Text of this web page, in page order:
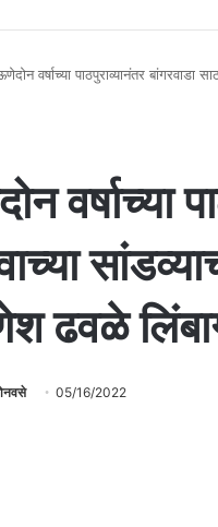
वर्षाच्या पाठपुराव्यानंतर
वर्षाच्या
ढवळे
05/16/2022